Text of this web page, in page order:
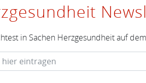
in Sachen Herzgesundheit auf